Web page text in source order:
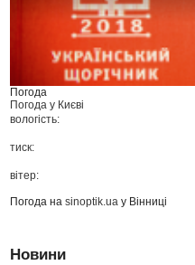
Погода
Погода у Києві
вологість:
тиск:
вітер:
Погода наsinoptik.ua у Вінниці
Новини